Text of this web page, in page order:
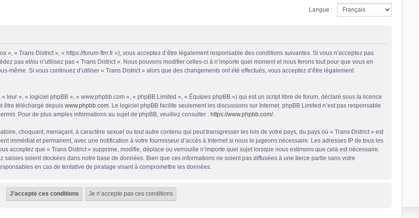
Langue :
», « Trans District », « https://forum-ftm.fr »), vous acceptez d’être légalement responsable des conditions suivantes. Si vous n’acceptez pas
pas et/ou n’utilisez pas « Trans District ». Nous pouvons modifier celles-ci à n’importe quel moment et nous ferons tout pour que vous en
même. Si vous continuez d’utiliser « Trans District » alors que des changements ont été effectués, vous acceptez d’être légalement
leur », « logiciel phpBB », « www.phpbb.com », « phpBB Limited », « Équipes phpBB ») qui est un script libre de forum, déclaré sous la licence
être téléchargé depuis www.phpbb.com. Le logiciel phpBB facilite seulement les discussions sur Internet. phpBB Limited n’est pas responsable
Pour de plus amples informations au sujet de phpBB, veuillez consulter : https://www.phpbb.com/.
choquant, menaçant, à caractère sexuel ou tout autre contenu qui peut transgresser les lois de votre pays, du pays où « Trans District » est
immédiat et permanent, avec une notification à votre fournisseur d’accès à Internet si nous le jugeons nécessaire. Les adresses IP de tous les
acceptez que « Trans District » supprime, modifie, déplace ou verrouille n’importe quel sujet lorsque nous estimons que cela est nécessaire.
soient stockées dans notre base de données. Bien que ces informations ne soient pas diffusées à une tierce partie sans votre
en cas de tentative de piratage visant à compromettre les données.